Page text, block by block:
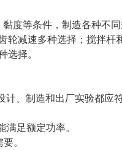
度等条件，制造各种不同
轮减速多种选择；搅拌
选择。
计、制造和出厂实验都
足额定功率。
。